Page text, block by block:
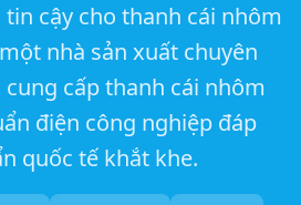
cậy cho thanh cái nhôm
nhà sản xuất chuyên
cấp thanh cái nhôm
điện công nghiệp đáp
quốc tế khắt khe.